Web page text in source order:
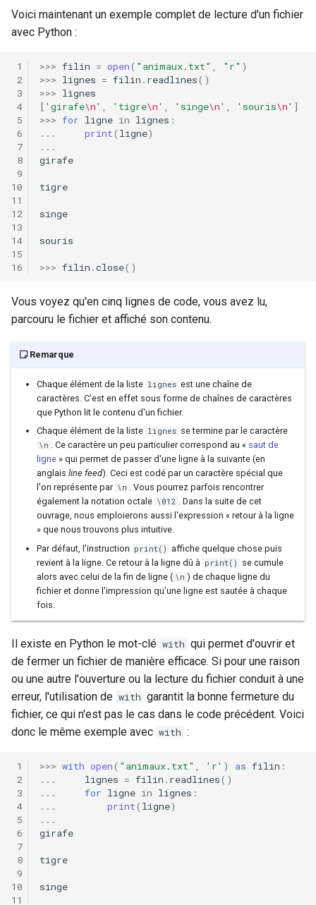
Voici maintenant un exemple complet de lecture d'un fichier
avec Python :
>>> filin = open( "animaux.txt" "r" )
>>> lignes = filin . readlines()
>>> lignes
[ 'girafe\n' 'tigre\n' 'singe\n' 'souris\n' ]
>>> for ligne in lignes :
...
print( ligne)
...
girafe
tigre
singe
souris
>>> filin .close()
Vous voyez qu'en cinq lignes de code, vous avez lu,
parcouru le fichier et affiché son contenu.
Remarque
Chaque élément de la liste lignes est une chaîne de
caractères. C'est en effet sous forme de chaînes de caractères
que Python lit le contenu d'un fichier.
Chaque élément de la liste lignes se termine par le caractère
\n . Ce caractère un peu particulier correspond au « saut de
ligne » qui permet de passer d'une ligne à la suivante (en
anglais line feed). Ceci est codé par un caractère spécial que
l'on représente par \n . Vous pourrez parfois rencontrer
également la notation octale \012 . Dans la suite de cet
ouvrage, nous emploierons aussi l'expression « retour à la ligne
» que nous trouvons plus intuitive.
Par défaut, l'instruction print()
affiche quelque chose puis
revient à la ligne. Ce retour à la ligne dû à print()
se cumule
alors avec celui de la fin de ligne ( \n ) de chaque ligne du
fichier et donne l'impression qu'une ligne est sautée à chaque
fois.
Il existe en Python le mot-clé with qui permet d'ouvrir et
de fermer un fichier de manière efficace. Si pour une raison
ou une autre l'ouverture ou la lecture du fichier conduit à une
erreur, l'utilisation de with garantit la bonne fermeture du
fichier, ce qui n'est pas le cas dans le code précédent. Voici
donc le même exemple avec with :
>>> with open( "animaux.txt" , 'r' ) as filin :
...
lignes = filin . readlines()
...
for ligne in lignes :
...
print( ligne)
...
girafe
tigre
singe